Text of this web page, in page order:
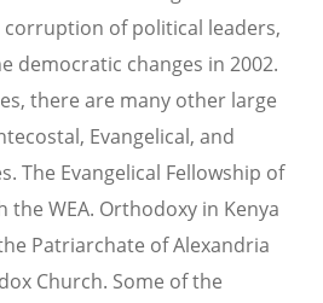
of political leaders,
democratic changes in 2002.
there are many other large
Evangelical, and
The Evangelical Fellowship of
the WEA. Orthodoxy in Kenya
Patriarchate of Alexandria
Church. Some of the